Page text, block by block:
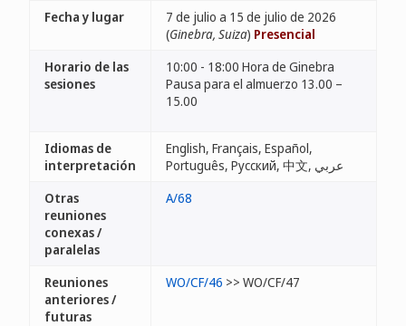
Fecha y lugar
7 de julio a 15 de julio de 2026
(Ginebra, Suiza) Presencial
Horario de las
sesiones
10:00 - 18:00 Hora de Ginebra
Pausa para el almuerzo 13.00 –
15.00
Idiomas de
interpretación
English, Français, Español,
Português, Русский, 中文, عربي
Otras
reuniones
conexas /
paralelas
A/68
Reuniones
anteriores /
futuras
WO/CF/46 >> WO/CF/47